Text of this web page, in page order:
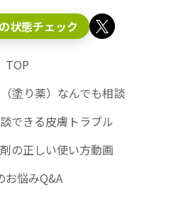
状態チェック
TOP
塗り薬）なんでも相談
できる皮膚トラブル
の正しい使い方動画
お悩みQ&A